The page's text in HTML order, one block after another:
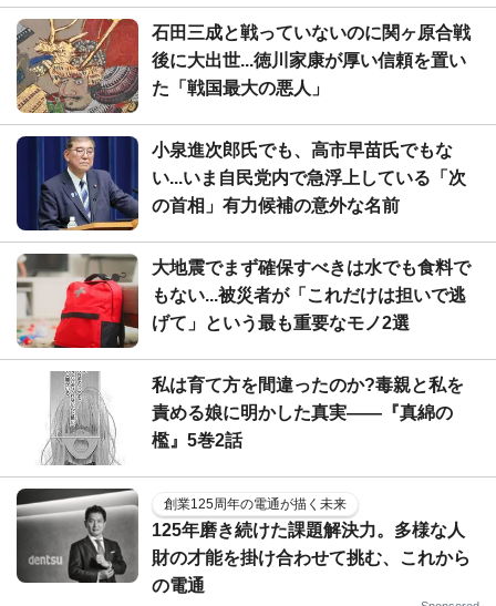
石田三成と戦っていないのに関ヶ原合戦
後に大出世...徳川家康が厚い信頼を置い
た「戦国最大の悪人」
小泉進次郎氏でも、高市早苗氏でもな
い...いま自民党内で急浮上している「次
の首相」有力候補の意外な名前
大地震でまず確保すべきは水でも食料で
もない...被災者が「これだけは担いで逃
げて」という最も重要なモノ2選
私は育て方を間違ったのか?毒親と私を
責める娘に明かした真実――『真綿の
檻』5巻2話
創業125周年の電通が描く未来
125年磨き続けた課題解決力。多様な人
財の才能を掛け合わせて挑む、これから
の電通